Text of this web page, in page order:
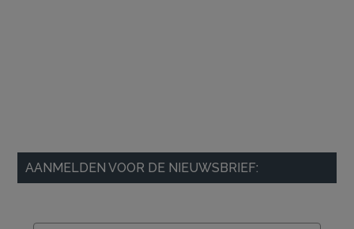
AANMELDEN VOOR DE NIEUWSBRIEF: